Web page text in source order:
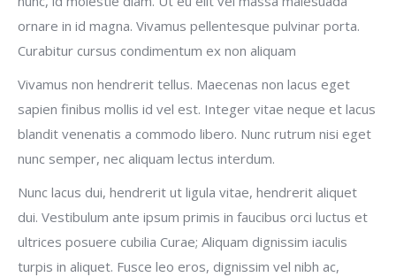
ornare in id magna. Vivamus pellentesque pulvinar porta.
Curabitur cursus condimentum ex non aliquam
Vivamus non hendrerit tellus. Maecenas non lacus eget
sapien finibus mollis id vel est. Integer vitae neque et lacus
blandit venenatis a commodo libero. Nunc rutrum nisi eget
nunc semper, nec aliquam lectus interdum.
Nunc lacus dui, hendrerit ut ligula vitae, hendrerit aliquet
dui. Vestibulum ante ipsum primis in faucibus orci luctus et
ultrices posuere cubilia Curae; Aliquam dignissim iaculis
turpis in aliquet. Fusce leo eros, dignissim vel nibh ac,